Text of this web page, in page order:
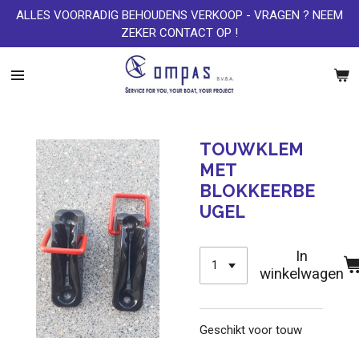
Ga
naar
de
ALLES VOORRADIG BEHOUDENS VERKOOP - VRAGEN ? NEEM
ZEKER CONTACT OP !
TOUWKLEM
MET
BLOKKEERBE
UGEL
In
winkelwagen
Geschikt voor touw